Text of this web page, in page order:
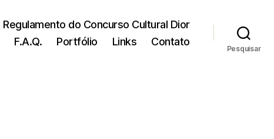
Regulamento do Concurso Cultural Dior
F.A.Q. Portfólio Links Contato
Pesquisar